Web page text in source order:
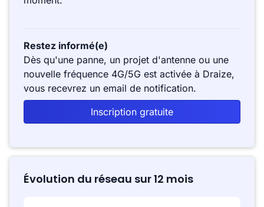
Restez informé(e)
Dès qu'une panne, un projet d'antenne ou une
nouvelle fréquence 4G/5G est activée à Draize,
vous recevrez un email de notification.
Inscription gratuite
Évolution du réseau sur 12 mois